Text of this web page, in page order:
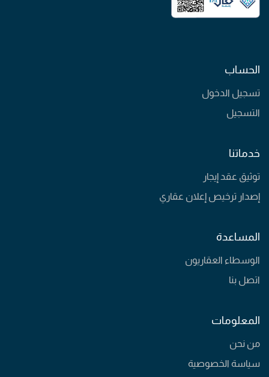
الحساب
تسجيل الدخول
التسجيل
خدماتنا
توثيق عقد إيجار
إصدار ترخيص إعلان عقاري
المساعدة
الوسطاء العقاريون
اتصل بنا
المعلومات
من نحن
سياسة الخصوصية